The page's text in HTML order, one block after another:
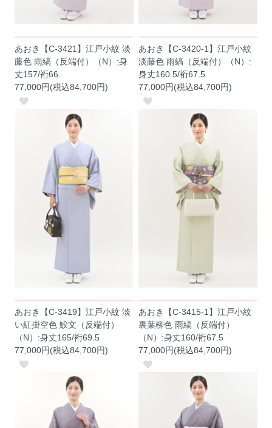
あおき【C-3421】江戸小紋 淡
藤色 雨縞（反端付）（N）:身
丈157/裄66
77,000円(税込84,700円)
あおき【C-3420-1】江戸小紋
淡藤色 雨縞（反端付）（N）:
身丈160.5/裄67.5
77,000円(税込84,700円)
あおき【C-3419】江戸小紋 淡
い紅掛空色 鮫文（反端付）
（N）:身丈165/裄69.5
77,000円(税込84,700円)
あおき【C-3415-1】江戸小紋
裏葉柳色 雨縞（反端付）
（N）:身丈160/裄67.5
77,000円(税込84,700円)